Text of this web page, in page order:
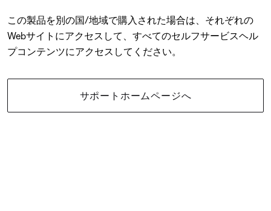
この製品を別の国/地域で購入された場合は、それぞれの
Webサイトにアクセスして、すべてのセルフサービスヘル
プコンテンツにアクセスしてください。
サポートホームページへ